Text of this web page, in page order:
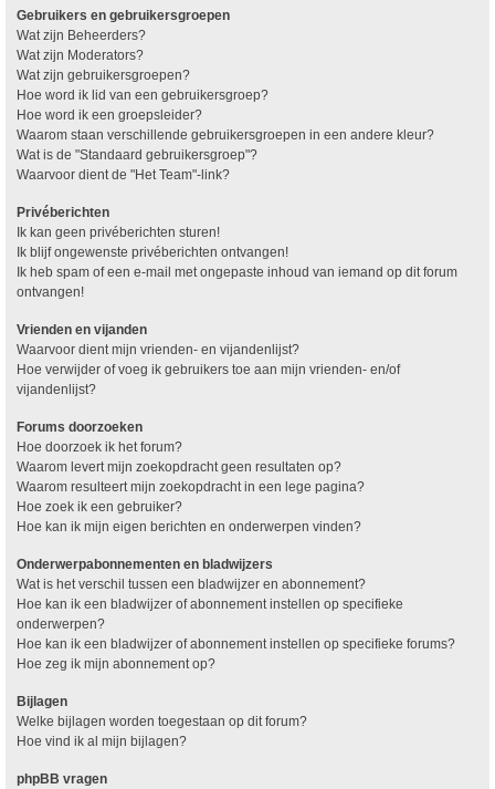
Gebruikers en gebruikersgroepen
Wat zijn Beheerders?
Wat zijn Moderators?
Wat zijn gebruikersgroepen?
Hoe word ik lid van een gebruikersgroep?
Hoe word ik een groepsleider?
Waarom staan verschillende gebruikersgroepen in een andere kleur?
Wat is de "Standaard gebruikersgroep"?
Waarvoor dient de "Het Team"-link?
Privéberichten
Ik kan geen privéberichten sturen!
Ik blijf ongewenste privéberichten ontvangen!
Ik heb spam of een e-mail met ongepaste inhoud van iemand op dit forum
ontvangen!
Vrienden en vijanden
Waarvoor dient mijn vrienden- en vijandenlijst?
Hoe verwijder of voeg ik gebruikers toe aan mijn vrienden- en/of
vijandenlijst?
Forums doorzoeken
Hoe doorzoek ik het forum?
Waarom levert mijn zoekopdracht geen resultaten op?
Waarom resulteert mijn zoekopdracht in een lege pagina?
Hoe zoek ik een gebruiker?
Hoe kan ik mijn eigen berichten en onderwerpen vinden?
Onderwerpabonnementen en bladwijzers
Wat is het verschil tussen een bladwijzer en abonnement?
Hoe kan ik een bladwijzer of abonnement instellen op specifieke
onderwerpen?
Hoe kan ik een bladwijzer of abonnement instellen op specifieke forums?
Hoe zeg ik mijn abonnement op?
Bijlagen
Welke bijlagen worden toegestaan op dit forum?
Hoe vind ik al mijn bijlagen?
phpBB vragen